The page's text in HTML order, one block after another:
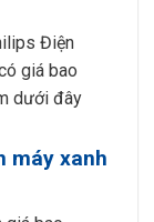
Điện
giá bao
dưới đây
máy xanh